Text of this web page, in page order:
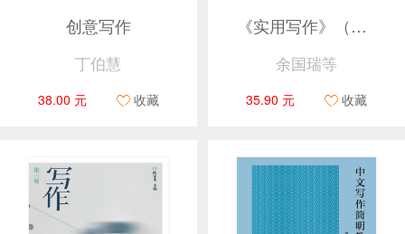
创意写作
丁伯慧
38.00 元 收藏
《实用写作》（第二版）
余国瑞等
35.90 元 收藏